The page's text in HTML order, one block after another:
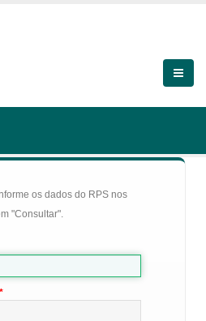
os dados do RPS nos
"Consultar".